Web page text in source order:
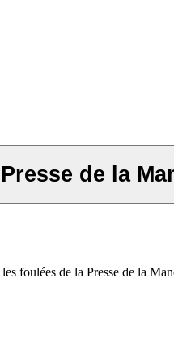
de la
foulées de la Presse de la